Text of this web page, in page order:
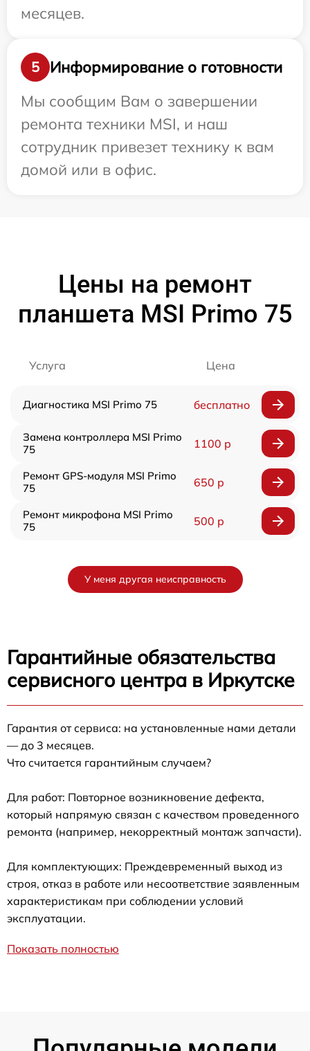
месяцев.
5
Информирование о готовности
Мы сообщим Вам о завершении
ремонта техники MSI, и наш
сотрудник привезет технику к вам
домой или в офис.
Цены на ремонт
планшета MSI Primo 75
Услуга Цена
Диагностика MSI Primo 75 бесплатно
Замена контроллера MSI Primo
75
1100 р
Ремонт GPS-модуля MSI Primo
75
650 р
Ремонт микрофона MSI Primo
75
500 р
У меня другая неисправность
Гарантийные обязательства
сервисного центра в Иркутске
Гарантия от сервиса: на установленные нами детали
— до 3 месяцев.
Что считается гарантийным случаем?
Для работ: Повторное возникновение дефекта,
который напрямую связан с качеством проведенного
ремонта (например, некорректный монтаж запчасти).
Для комплектующих: Преждевременный выход из
строя, отказ в работе или несоответствие заявленным
характеристикам при соблюдении условий
эксплуатации.
Показать полностью